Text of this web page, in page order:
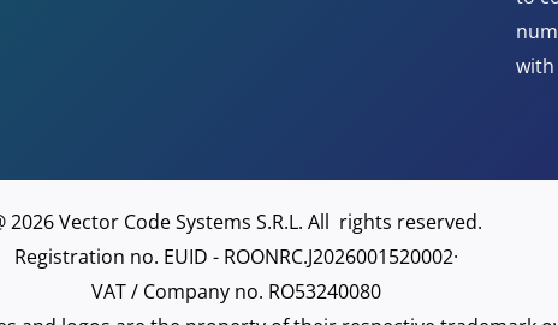
with
2026 Vector Code Systems S.R.L. All rights reserved.
Registration no. EUID - ROONRC.J2026001520002·
VAT / Company no. RO53240080